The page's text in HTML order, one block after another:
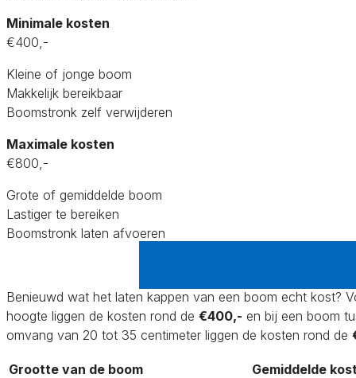
Minimale kosten
€400,-
Kleine of jonge boom
Makkelijk bereikbaar
Boomstronk zelf verwijderen
Maximale kosten
€800,-
Grote of gemiddelde boom
Lastiger te bereiken
Boomstronk laten afvoeren
Benieuwd wat het laten kappen van een boom echt kost?
hoogte liggen de kosten rond de €400,- en bij een boom
omvang van 20 tot 35 centimeter liggen de kosten rond de
Grootte van de boom
Gemiddelde